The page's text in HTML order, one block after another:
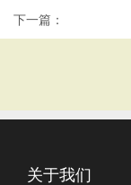
下一篇：
关于我们